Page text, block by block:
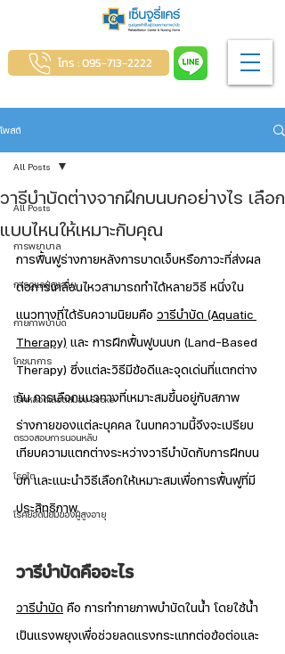
โทร : 095-713-2222
โพสต์
All Posts
การพยาบาล
การดูแลผู้สูงอายุ
กายภาพบำบัด
โภชนาการ
โรคหลอดเลือดสมอง Stroke
ตรวจสอบการนอนหลับ
โรคไต
โรคยอดนิยมของผู้สูงอายุ
All Posts
วารีบำบัดต่างจากฝึกบนบกอย่างไร เลือก
แบบไหนให้เหมาะกับคุณ
การฟื้นฟูร่างกายหลังการบาดเจ็บหรือภาวะที่ส่งผล
ต่อการเคลื่อนไหวสามารถทำได้หลายวิธี หนึ่งใน
แนวทางที่ได้รับความนิยมคือ วารีบำบัด (Aquatic
Therapy) และ การฝึกฟื้นฟูบนบก (Land-Based
Therapy) ซึ่งแต่ละวิธีมีข้อดีและจุดเด่นที่แตกต่าง
กัน การเลือกแนวทางที่เหมาะสมขึ้นอยู่กับสภาพ
ร่างกายของแต่ละบุคคล ในบทความนี้จึงจะเปรียบ
เทียบความแตกต่างระหว่างวารีบำบัดกับการฝึกบน
บก และแนะนำวิธีเลือกให้เหมาะสมเพื่อการฟื้นฟูที่มี
ประสิทธิภาพ
วารีบำบัดคืออะไร
วารีบำบัด คือ การทำกายภาพบำบัดในน้ำ โดยใช้น้ำ
เป็นแรงพยุงเพื่อช่วยลดแรงกระแทกต่อข้อต่อและ